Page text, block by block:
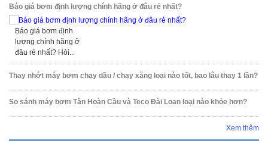
Báo giá bơm định lượng chính hãng ở đâu rẻ nhất?
Báo giá bơm định
lượng chính hãng ở
đâu rẻ nhất? Hỏi...
Thay nhớt máy bơm chạy dầu / chạy xăng loại nào tốt, bao lâu thay 1 lần?
So sánh máy bơm Tân Hoàn Cầu và Teco Đài Loan loại nào khỏe hơn?
Xem thêm